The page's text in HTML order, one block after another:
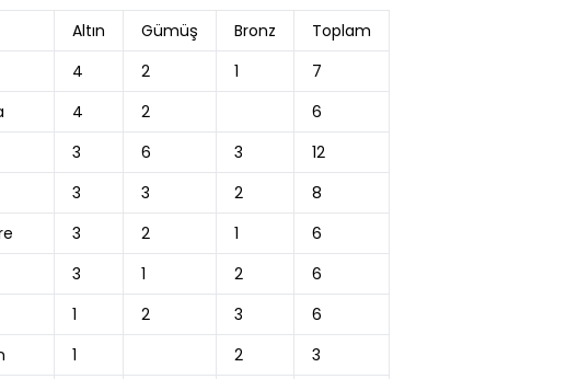
Altın Gümüş Bronz
Toplam
4 2 1
7
4 2
6
3 6 3
12
3 3 2
8
3 2 1
6
3 1 2
6
1 2 3
6
1 2
3